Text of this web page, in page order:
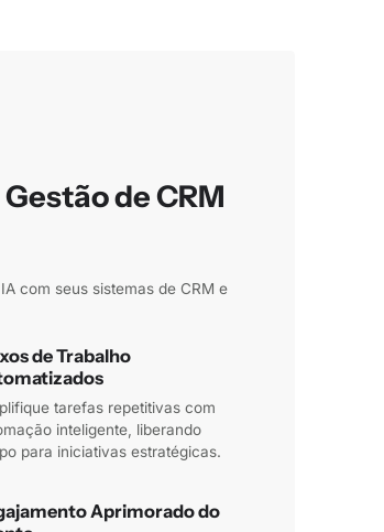
de CRM
com seus sistemas de CRM e
de Trabalho
tarefas repetitivas com
inteligente, liberando
para iniciativas estratégicas.
Aprimorado do